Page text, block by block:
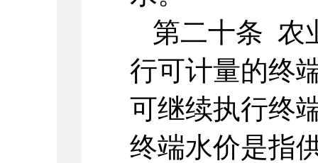
第二十条 农
行可计量的终
可继续执行终
终端水价是指